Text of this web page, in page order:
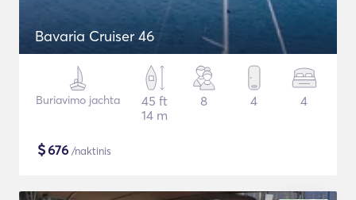
Bavaria Cruiser 46
Buriavimo jachta
45 ft
14 m
8 4 4
$676 /naktinis